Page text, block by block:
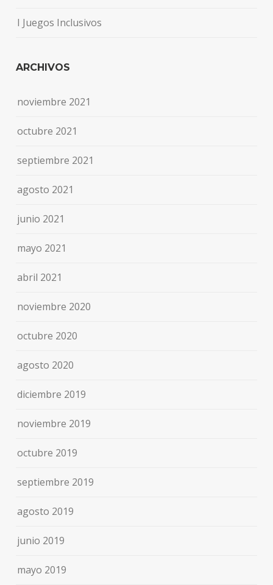
I Juegos Inclusivos
ARCHIVOS
noviembre 2021
octubre 2021
septiembre 2021
agosto 2021
junio 2021
mayo 2021
abril 2021
noviembre 2020
octubre 2020
agosto 2020
diciembre 2019
noviembre 2019
octubre 2019
septiembre 2019
agosto 2019
junio 2019
mayo 2019